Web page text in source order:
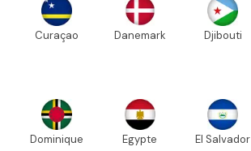
Curaçao Danemark Djibouti
Dominique Egypte El Salvador